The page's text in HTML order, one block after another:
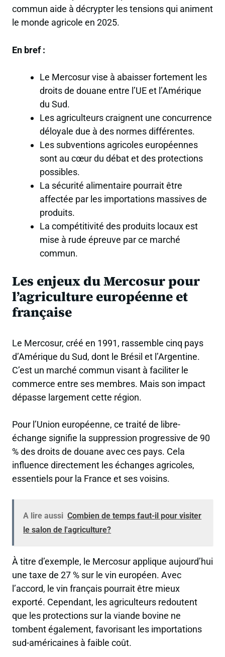
commun aide à décrypter les tensions qui animent
le monde agricole en 2025.
En bref :
Le Mercosur vise à abaisser fortement les
droits de douane entre l’UE et l’Amérique
du Sud.
Les agriculteurs craignent une concurrence
déloyale due à des normes différentes.
Les subventions agricoles européennes
sont au cœur du débat et des protections
possibles.
La sécurité alimentaire pourrait être
affectée par les importations massives de
produits.
La compétitivité des produits locaux est
mise à rude épreuve par ce marché
commun.
Les enjeux du Mercosur pour
l’agriculture européenne et
française
Le Mercosur, créé en 1991, rassemble cinq pays
d’Amérique du Sud, dont le Brésil et l’Argentine.
C’est un marché commun visant à faciliter le
commerce entre ses membres. Mais son impact
dépasse largement cette région.
Pour l’Union européenne, ce traité de libre-
échange signifie la suppression progressive de 90
% des droits de douane avec ces pays. Cela
influence directement les échanges agricoles,
essentiels pour la France et ses voisins.
A lire aussi Combien de temps faut-il pour visiter
le salon de l'agriculture?
À titre d’exemple, le Mercosur applique aujourd’hui
une taxe de 27 % sur le vin européen. Avec
l’accord, le vin français pourrait être mieux
exporté. Cependant, les agriculteurs redoutent
que les protections sur la viande bovine ne
tombent également, favorisant les importations
sud-américaines à faible coût.